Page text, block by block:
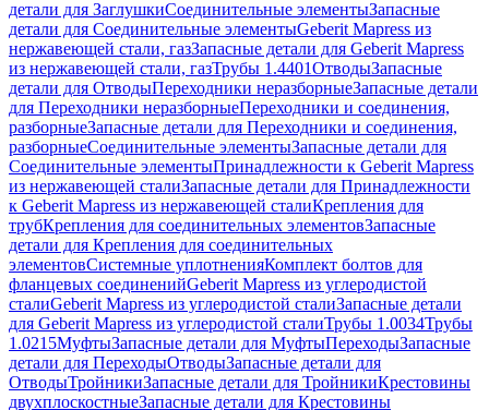
детали для ЗаглушкиСоединительные элементыЗапасные
детали для Соединительные элементыGeberit Mapress из
нержавеющей стали, газЗапасные детали для Geberit Mapress
из нержавеющей стали, газТрубы 1.4401ОтводыЗапасные
детали для ОтводыПереходники неразборныеЗапасные детали
для Переходники неразборныеПереходники и соединения,
разборныеЗапасные детали для Переходники и соединения,
разборныеСоединительные элементыЗапасные детали для
Соединительные элементыПринадлежности к Geberit Mapress
из нержавеющей сталиЗапасные детали для Принадлежности
к Geberit Mapress из нержавеющей сталиКрепления для
трубКрепления для соединительных элементовЗапасные
детали для Крепления для соединительных
элементовСистемные уплотненияКомплект болтов для
фланцевых соединенийGeberit Mapress из углеродистой
сталиGeberit Mapress из углеродистой сталиЗапасные детали
для Geberit Mapress из углеродистой сталиТрубы 1.0034Трубы
1.0215МуфтыЗапасные детали для МуфтыПереходыЗапасные
детали для ПереходыОтводыЗапасные детали для
ОтводыТройникиЗапасные детали для ТройникиКрестовины
двухплоскостныеЗапасные детали для Крестовины